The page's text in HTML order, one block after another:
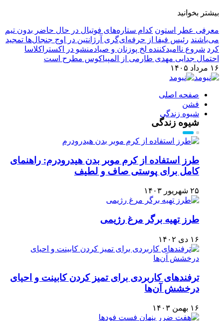
بیشتر بخوانید
معرفی عطر استون کدام ستاره‌های فوتبال در حال حاضر بدون تیم
می‌باشند رئیس فیفا از حرفه‌ای‌گری آرژانتین در اوج جنجال‌ها تمجید
کرد شروع ناامیدکننده لخ پوزنان و صیادمنشو در اکستراکلاسا
احتمال جدایی مهدی طارمی از المپیاکوس مطرح است
۱۶ مرداد ۱۴۰۵
صفحه اصلی
فشن
شیوه زندگی
شیوه زندگی
طرز استفاده از کرم موبر بدن هیدرودرم: راهنمای
کامل برای پوستی صاف و لطیف
۲۵ شهریور ۱۴۰۳
طرز تهیه برگر مرغ رژیمی
۱۶ دی ۱۴۰۲
ترفندهای کاربردی برای تمیز کردن کابینت و احیای
درخشش آن‌ها
۱۶ بهمن ۱۴۰۳